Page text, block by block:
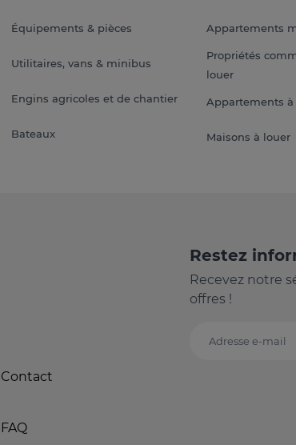
Équipements & pièces
Utilitaires, vans & minibus
Engins agricoles et de chantier
Bateaux
Appartements
Propriétés
louer
Appartements à
Maisons à louer
Contact
FAQ
Restez
Recevez notre
offres !
Adresse e-mail